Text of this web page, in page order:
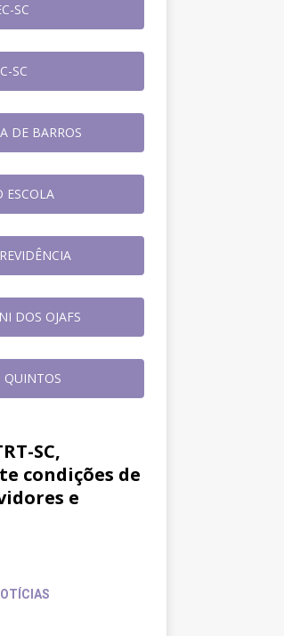
SC
SC
DE BARROS
ESCOLA
DOS OJAFS
QUINTOS
SC,
condições de
e